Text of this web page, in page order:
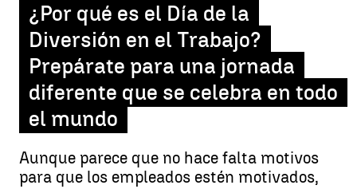
¿Por qué es el Día de la
Diversión en el Trabajo?
Prepárate para una jornada
diferente que se celebra en todo
el mundo
Aunque parece que no hace falta motivos
para que los empleados estén motivados,